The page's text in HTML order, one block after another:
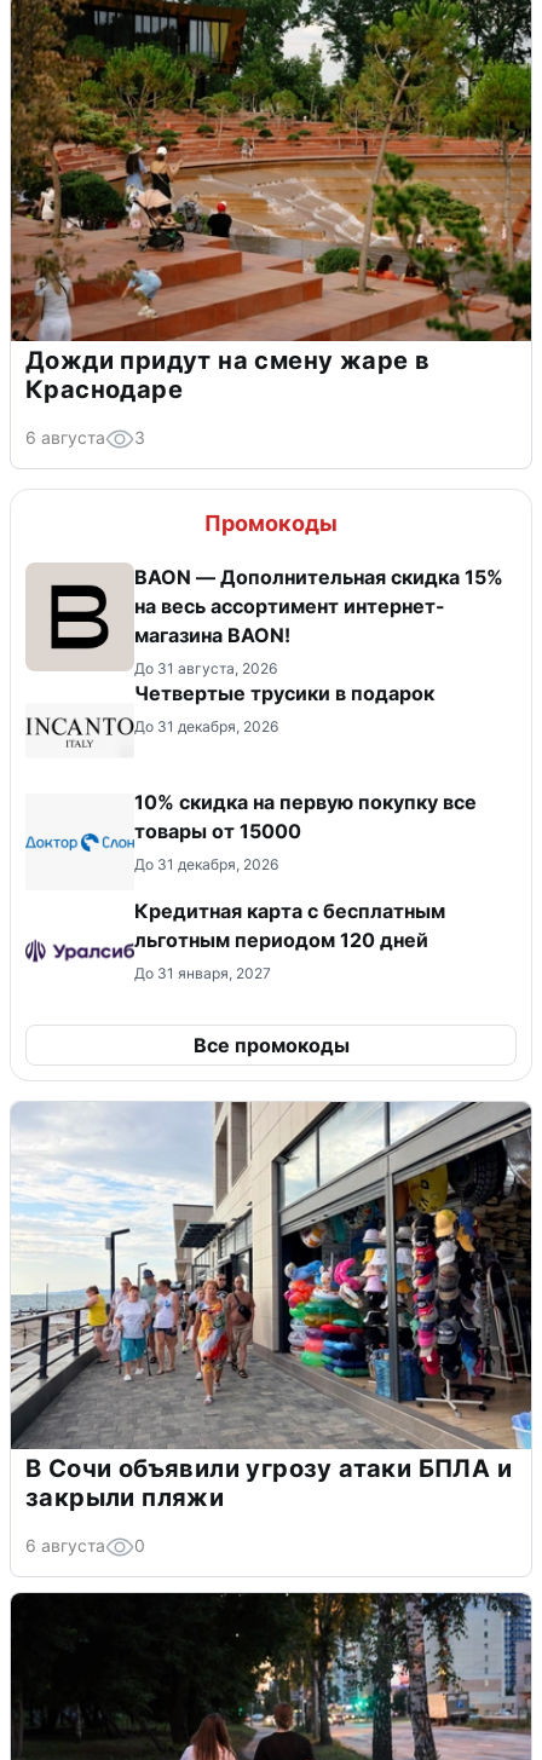
Дожди придут на смену жаре в
Краснодаре
6 августа 3
Промокоды
BAON — Дополнительная скидка 15%
на весь ассортимент интернет-
магазина BAON!
До 31 августа, 2026
Четвертые трусики в подарок
До 31 декабря, 2026
10% скидка на первую покупку все
товары от 15000
До 31 декабря, 2026
Кредитная карта с бесплатным
льготным периодом 120 дней
До 31 января, 2027
Все промокоды
В Сочи объявили угрозу атаки БПЛА и
закрыли пляжи
6 августа 0